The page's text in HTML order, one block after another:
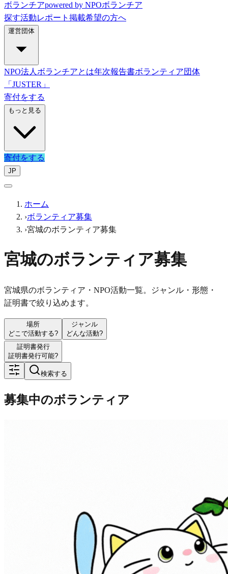
ボランチアpowered by NPOボランチア
探す活動レポート 掲載希望の方へ
運営団体
NPO法人ボランチアとは年次報告書ボランティア団体
「JUSTER」
寄付をする
もっと見る
寄付をする
JP
ホーム
›ボランティア募集
›宮城のボランティア募集
宮城のボランティア募集
宮城県のボランティア・NPO活動一覧。ジャンル・形態・
証明書で絞り込めます。
場所
どこで活動する?
ジャンル
どんな活動?
証明書発行
証明書発行可能?
検索する
募集中のボランティア